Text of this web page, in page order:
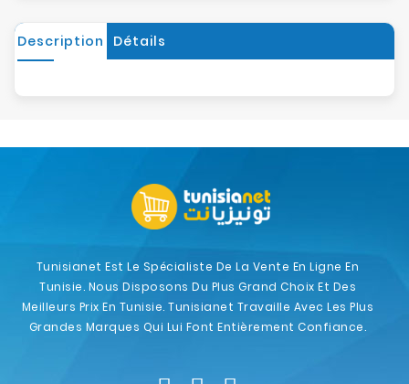
Description Détails
Tunisianet Est Le Spécialiste De La Vente En Ligne En
Tunisie. Nous Disposons Du Plus Grand Choix Et Des
Meilleurs Prix En Tunisie. Tunisianet Travaille Avec Les Plus
Grandes Marques Qui Lui Font Entièrement Confiance.